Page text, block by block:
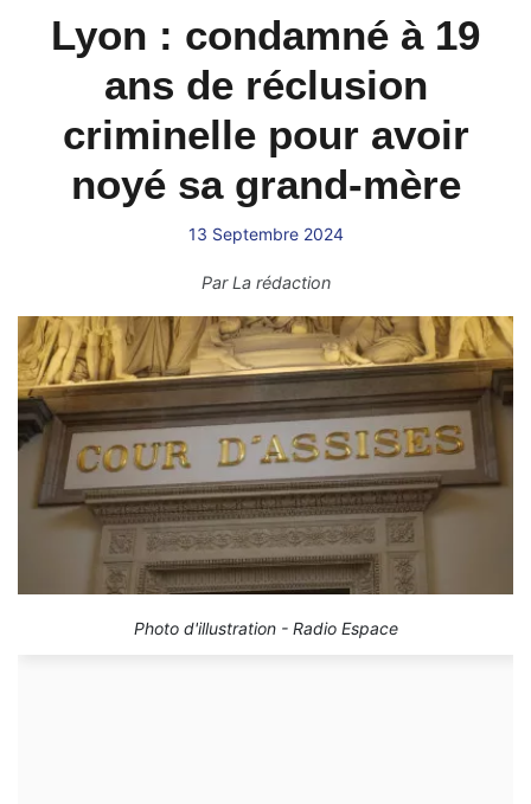
Lyon : condamné à 19
ans de réclusion
criminelle pour avoir
noyé sa grand-mère
13 Septembre 2024
ParLa rédaction
Photo d'illustration - Radio Espace